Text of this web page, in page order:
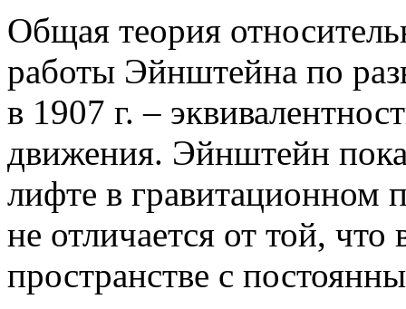
Общая теория
работы Эйнштейна по
в 1907 г. –
движения. Эйнштейн
лифте в гравитационном
не отличается от той,
пространстве с